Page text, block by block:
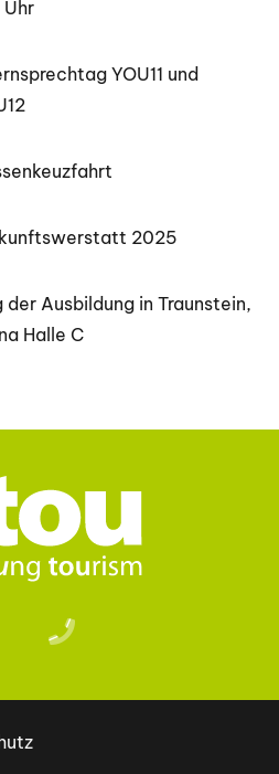
Uhr
YOU11 und
2025
der Ausbildung in Traunstein,
Halle C